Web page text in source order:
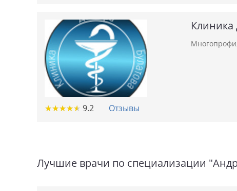
★★★★★
★★★★★ 9.2 Отзывы
Клиника
Лучшие врачи по специализации